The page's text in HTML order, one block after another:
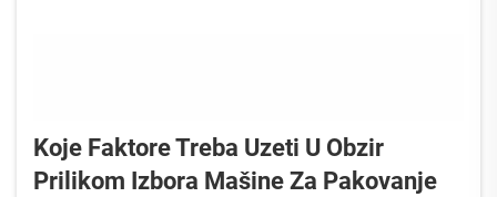
Koje Faktore Treba Uzeti U Obzir
Prilikom Izbora Mašine Za Pakovanje